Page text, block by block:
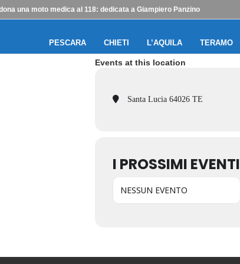
una moto medica al 118: dedicata a Giampiero Panzino
PESCARA CHIETI L’AQUILA TERAMO
Events at this location
Santa Lucia 64026 TE
I PROSSIMI EVENTI
NESSUN EVENTO